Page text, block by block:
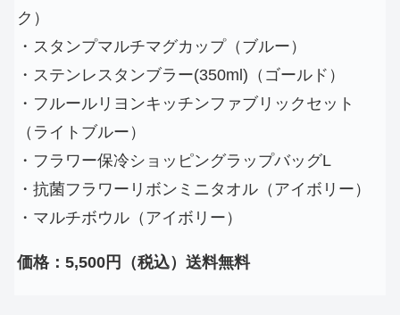
ク）
・スタンプマルチマグカップ（ブルー）
・ステンレスタンブラー(350ml)（ゴールド）
・フルールリヨンキッチンファブリックセット
（ライトブルー）
・フラワー保冷ショッピングラップバッグL
・抗菌フラワーリボンミニタオル（アイボリー）
・マルチボウル（アイボリー）
価格：5,500円（税込）送料無料